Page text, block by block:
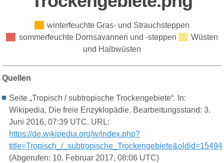
winterfeuchte Gras- und Strauchsteppen
sommerfeuchte Dornsavannen und -steppen
Wüsten
und Halbwüsten
Quellen
Seite „Tropisch / subtropische Trockengebiete“. In:
Wikipedia, Die freie Enzyklopädie. Bearbeitungsstand: 3.
Juni 2016, 07:39 UTC. URL:
https://de.wikipedia.org/w/index.php?
title=Tropisch_/
(Abgerufen: 10. Februar 2017, 08:06 UTC)